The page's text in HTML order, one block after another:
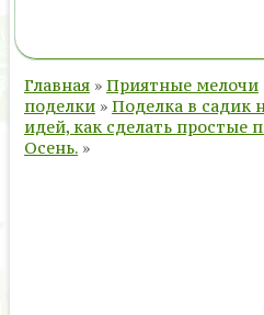
Главная » Приятные мелочи
поделки » Поделка в садик
идей, как сделать простые
Осень. »